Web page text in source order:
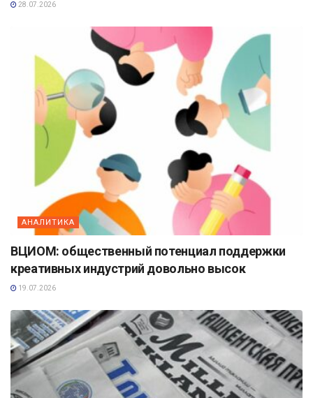
28.07.2026
АНАЛИТИКА
ВЦИОМ: общественный потенциал поддержки
креативных индустрий довольно высок
19.07.2026